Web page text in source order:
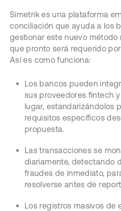
Simetrik es una plataforma
conciliación que ayuda a los
gestionar este nuevo método
que pronto será requerido por
Así es como funciona:
Los bancos pueden
sus proveedores fintech
lugar, estandarizándolos
requisitos específicos
propuesta.
Las transacciones se
diariamente, detectando
fraudes de inmediato,
resolverse antes de
Los registros masivos de